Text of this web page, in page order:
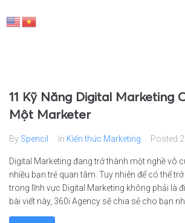
11 Kỹ Năng Digital Marketing
Một Marketer
By Spencil In Kiến thức Marketing Posted
Digital Marketing đang trở thành một nghề vô
nhiều bạn trẻ quan tâm. Tuy nhiên để có thể
trong lĩnh vực Digital Marketing không phải là
bài viết này, 360i Agency sẽ chia sẻ cho bạn